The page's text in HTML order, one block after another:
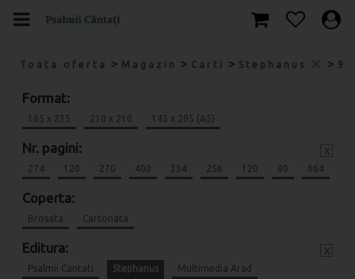
Toata oferta > Magazin > Carti > Stephanus >
Format:
165 x 235 210 x 210 145 x 205 (A5)
Nr. pagini:
274 120 270 400 334 256 120 80 664
Coperta:
Brosata Cartonata
Editura:
Psalmii Cantati Stephanus Multimedia Arad